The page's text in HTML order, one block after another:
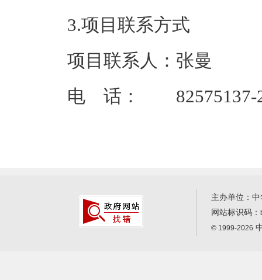
3.项目联系方式
项目联系人：张曼
电 话： 82575137-
主办单位：
网站标识码：
© 1999-2026